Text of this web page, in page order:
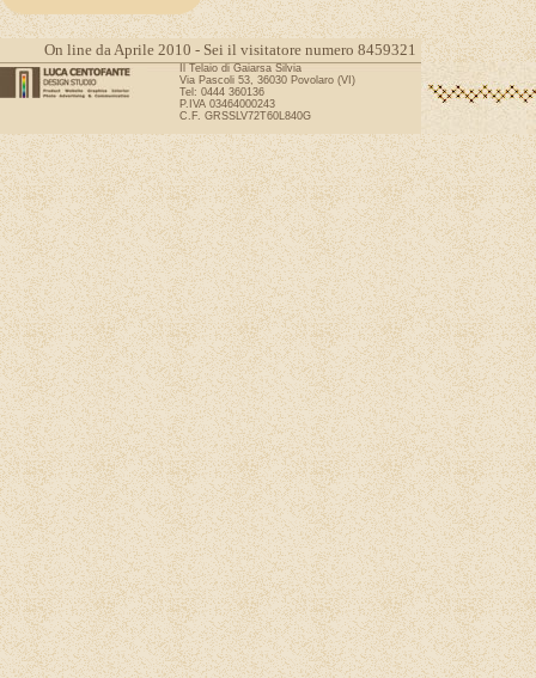
On line da Aprile 2010 - Sei il visitatore numero 8459321
Il Telaio di Gaiarsa Silvia
Via Pascoli 53, 36030 Povolaro (VI)
Tel: 0444 360136
P.IVA 03464000243
C.F. GRSSLV72T60L840G